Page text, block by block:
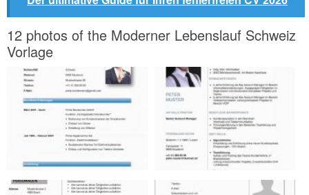
12 photos of the Moderner Lebenslauf Schweiz
Vorlage